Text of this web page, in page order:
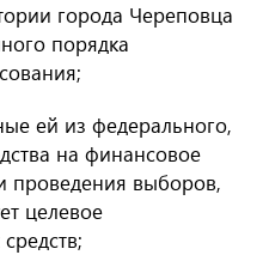
города Череповца
порядка
ей из федерального,
на финансовое
проведения выборов,
целевое